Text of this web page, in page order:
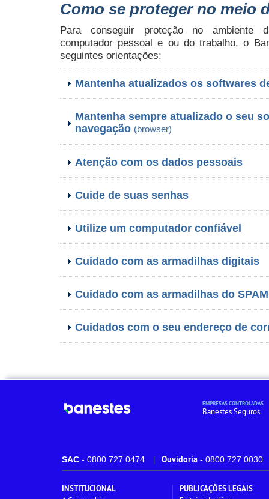
Como se proteger no meio
Para conseguir proteção no ambiente
computador pessoal e ou do trabalho, o
seguintes orientações:
Mantenha atualizados os softwares
Mantenha sempre atualizado o seu
navegação (browser)
Atenção com os dados pessoais
Cuide de suas senhas
Utilize um computador confiável
Cuidado com as armadilhas digitais
Cuidado com as armadilhas do SPAM
Cuidados com o seu endereço de
EMPRESAS CONTROLADAS
Banestes Seguros
SAC- 0800 727 0474 Ouvidoria- 0800 727 0030
INSTITUCIONAL PUBLICAÇÕES LEGAIS